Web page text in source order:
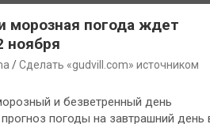
морозная погода ждет
ноября
Сделать «gudvill.com» источником
и безветренный день
погоды на завтрашний день